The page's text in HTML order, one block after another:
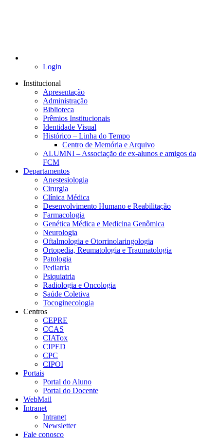
Login
Institucional
Apresentação
Administração
Biblioteca
Prêmios Institucionais
Identidade Visual
Histórico – Linha do Tempo
Centro de Memória e Arquivo
ALUMNI – Associação de ex-alunos e amigos da
FCM
Departamentos
Anestesiologia
Cirurgia
Clínica Médica
Desenvolvimento Humano e Reabilitação
Farmacologia
Genética Médica e Medicina Genômica
Neurologia
Oftalmologia e Otorrinolaringologia
Ortopedia, Reumatologia e Traumatologia
Patologia
Pediatria
Psiquiatria
Radiologia e Oncologia
Saúde Coletiva
Tocoginecologia
Centros
CEPRE
CCAS
CIATox
CIPED
CPC
CIPOI
Portais
Portal do Aluno
Portal do Docente
WebMail
Intranet
Intranet
Newsletter
Fale conosco